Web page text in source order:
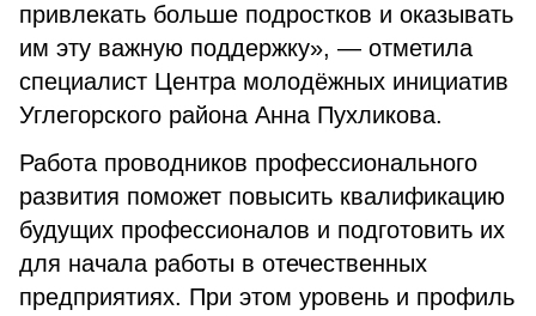
привлекать больше подростков и оказывать
им эту важную поддержку», — отметила
специалист Центра молодёжных инициатив
Углегорского района Анна Пухликова.
Работа проводников профессионального
развития поможет повысить квалификацию
будущих профессионалов и подготовить их
для начала работы в отечественных
предприятиях. При этом уровень и профиль